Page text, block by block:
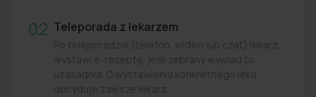
02 Teleporada z lekarzem
Po teleporadzie (telefon, wideo lub czat) lekarz
wystawi e-receptę, jeśli zebrany wywiad to
uzasadnia. O wystawieniu konkretnego leku
decyduje zawsze lekarz.